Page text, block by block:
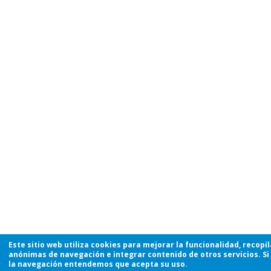
Este sitio web utiliza cookies para mejorar la funcionalidad,
anónimas de navegación e integrar contenido de otros servicios.
la navegación entendemos que acepta su uso.